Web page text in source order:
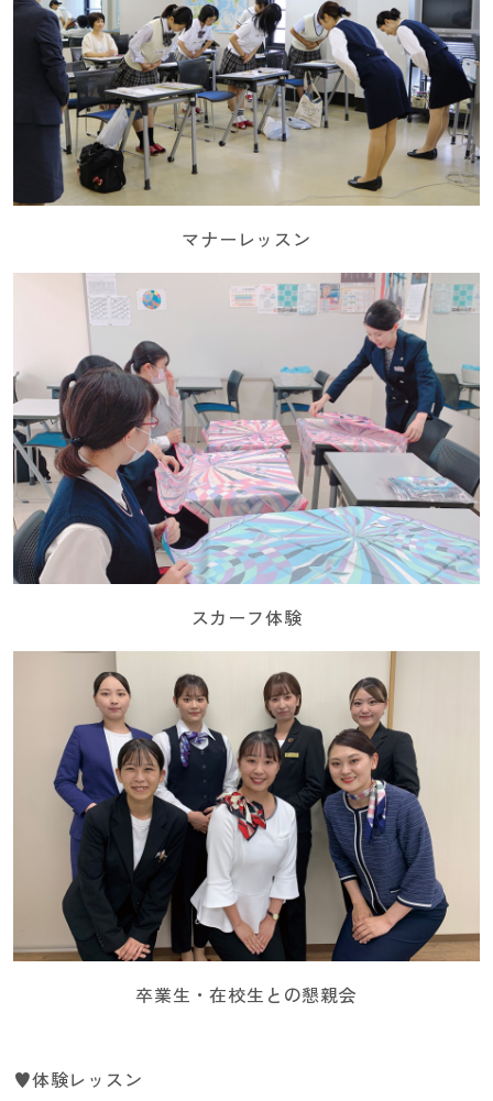
マナーレッスン
スカーフ体験
卒業生・在校生との懇親会
♥体験レッスン